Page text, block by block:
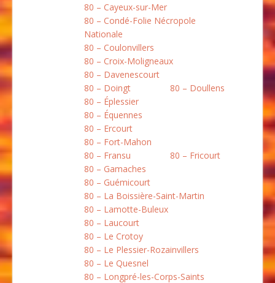
80 – Cayeux-sur-Mer
80 – Condé-Folie Nécropole
Nationale
80 – Coulonvillers
80 – Croix-Moligneaux
80 – Davenescourt
80 – Doingt
80 – Doullens
80 – Éplessier
80 – Équennes
80 – Ercourt
80 – Fort-Mahon
80 – Fransu
80 – Fricourt
80 – Gamaches
80 – Guémicourt
80 – La Boissière-Saint-Martin
80 – Lamotte-Buleux
80 – Laucourt
80 – Le Crotoy
80 – Le Plessier-Rozainvillers
80 – Le Quesnel
80 – Longpré-les-Corps-Saints